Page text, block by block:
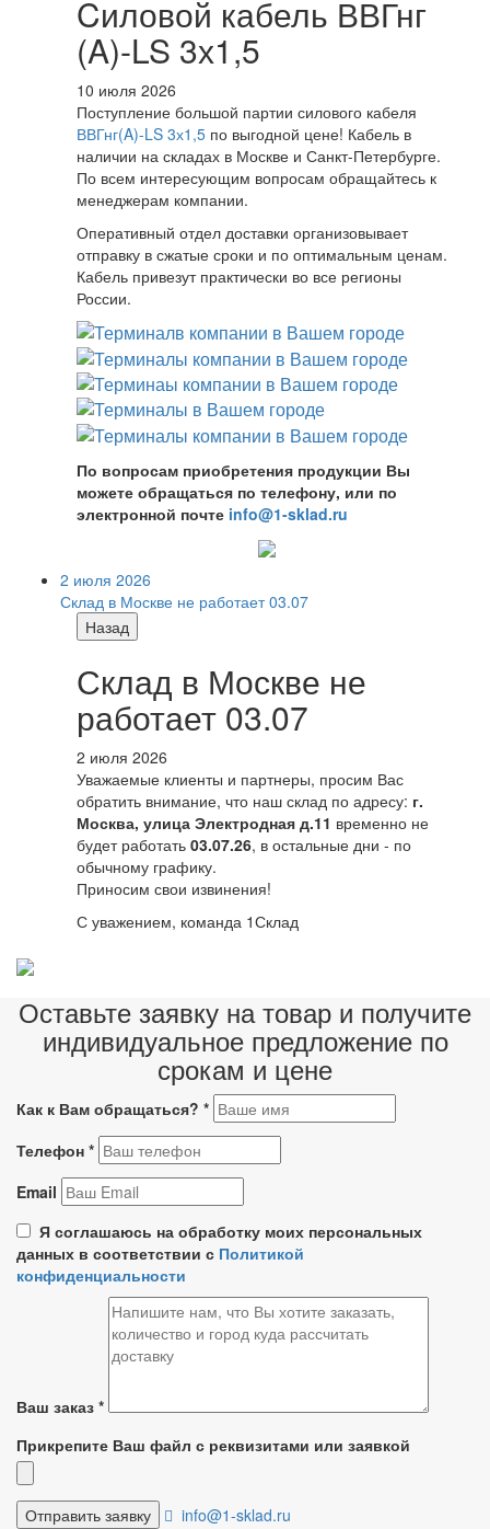
Cиловой кабель ВВГнг
(A)-LS 3х1,5
10 июля 2026
Поступление большой партии силового кабеля
ВВГнг(A)-LS 3х1,5 по выгодной цене! Кабель в
наличии на складах в Москве и Санкт-Петербурге.
По всем интересующим вопросам обращайтесь к
менеджерам компании.
Оперативный отдел доставки организовывает
отправку в сжатые сроки и по оптимальным ценам.
Кабель привезут практически во все регионы
России.
По вопросам приобретения продукции Вы
можете обращаться по телефону, или по
электронной почте info@1-sklad.ru
2 июля 2026
Склад в Москве не работает 03.07
Назад
Склад в Москве не
работает 03.07
2 июля 2026
Уважаемые клиенты и партнеры, просим Вас
обратить внимание, что наш склад по адресу: г.
Москва, улица Электродная д.11 временно не
будет работать 03.07.26, в остальные дни - по
обычному графику.
Приносим свои извинения!
С уважением, команда 1Склад
Оставьте заявку на товар и получите
индивидуальное предложение по
срокам и цене
Как к Вам обращаться? *
Телефон *
Email
Я соглашаюсь на обработку моих персональных
данных в соответствии с Политикой
конфиденциальности
Ваш заказ *
Прикрепите Ваш файл с реквизитами или заявкой
info@1-sklad.ru